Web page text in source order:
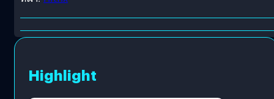
Highlight